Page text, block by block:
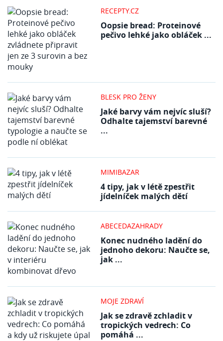
RECEPTY.CZ
Oopsie bread: Proteinové
pečivo lehké jako obláček ...
BLESK PRO ŽENY
Jaké barvy vám nejvíc sluší?
Odhalte tajemství barevné
...
MIMIBAZAR
4 tipy, jak v létě zpestřit
jídelníček malých dětí
ABECEDAZAHRADY
Konec nudného ladění do
jednoho dekoru: Naučte se,
jak ...
MOJE ZDRAVÍ
Jak se zdravě zchladit v
tropických vedrech: Co
pomáhá ...